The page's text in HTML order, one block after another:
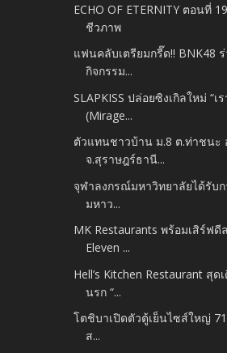
ECHO OF ETERNITY ตอนที่
ชีวภาพ
แฟนคลับเตรียมกรี๊ด!! BNK48
กิจกรรม...
SLAPKISS ปล่อยซิงเกิลใหม่ “เ
(Mirage...
ตัวแทนชาวบ้าน ม.8 ต.ท่าชนะ
จ.สุราษฎร์ธานี...
จุฬาลงกรณ์มหาวิทยาลัยได้รับ
มหาว...
MK Restaurants พร้อมเสิร์ฟดี
Eleven ...
Hell’s Kitchen Restaurant สุ
นรก “...
โตชิบาเปิดตัวตู้เย็นไซส์ใหญ่
ส...